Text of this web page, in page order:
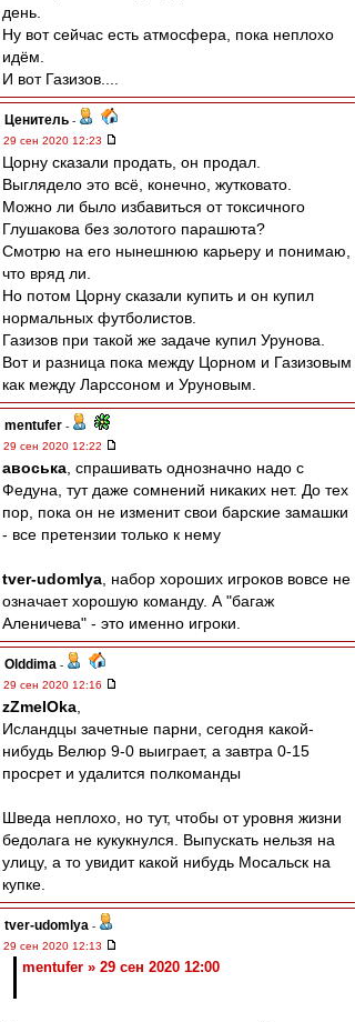
день.
Ну вот сейчас есть атмосфера, пока неплохо
идём.
И вот Газизов....
Ценитель -
29 сен 2020 12:23
Цорну сказали продать, он продал.
Выглядело это всё, конечно, жутковато.
Можно ли было избавиться от токсичного
Глушакова без золотого парашюта?
Смотрю на его нынешнюю карьеру и понимаю,
что вряд ли.
Но потом Цорну сказали купить и он купил
нормальных футболистов.
Газизов при такой же задаче купил Урунова.
Вот и разница пока между Цорном и Газизовым
как между Ларссоном и Уруновым.
mentufer -
29 сен 2020 12:22
авоська , спрашивать однозначно надо с
Федуна, тут даже сомнений никаких нет. До тех
пор, пока он не изменит свои барские замашки
- все претензии только к нему
tver-udomlya , набор хороших игроков вовсе не
означает хорошую команду. А "багаж
Аленичева" - это именно игроки.
Olddima -
29 сен 2020 12:16
zZmeIOka
Исландцы зачетные парни, сегодня какой-
нибудь Велюр 9-0 выиграет, а завтра 0-15
просрет и удалится полкоманды
Шведа неплохо, но тут, чтобы от уровня жизни
бедолага не кукукнулся. Выпускать нельзя на
улицу, а то увидит какой нибудь Мосальск на
купке.
tver-udomlya -
29 сен 2020 12:13
mentufer » 29 сен 2020 12:00